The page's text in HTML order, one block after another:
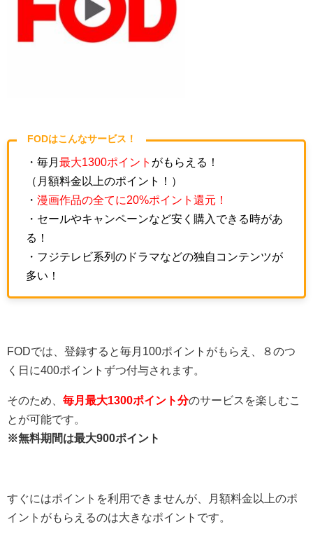
FODはこんなサービス！
・毎月 最大1300ポイント がもらえる！
（月額料金以上のポイント！）
・ 漫画作品の全てに20%ポイント還元！
・セールやキャンペーンなど安く購入できる時があ
る！
・フジテレビ系列のドラマなどの独自コンテンツが
多い！
FODでは、登録すると毎月100ポイントがもらえ、８のつ
く日に400ポイントずつ付与されます。
そのため、 毎月最大1300ポイント分のサービスを楽しむこ
とが可能です。
※無料期間は最大900ポイント
すぐにはポイントを利用できませんが、月額料金以上のポ
イントがもらえるのは大きなポイントです。